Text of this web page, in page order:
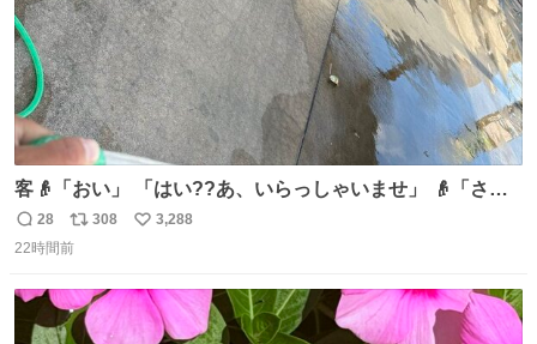
客👴「おい」 「はい??あ、いらっしゃいませ」 👴「さっ
きからずっと水出しっぱなしでもったいないだろ」 「静電
気を逃がし、熱くなった地面の温度を下げ、引火事故の防
ことをするな!!」 それでは歌います、聞いてください 「井
戸水」
返
信
28
リ
ポ
ト
数
308
い
数
3,288
22時間前